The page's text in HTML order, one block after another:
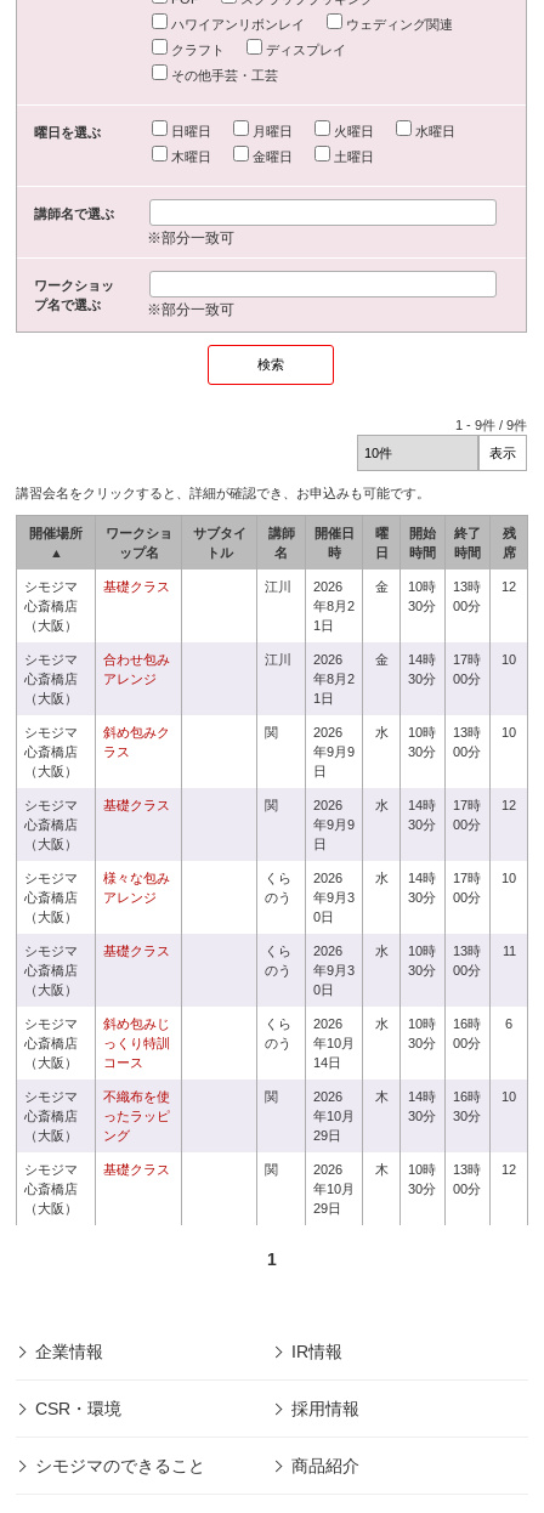
ハワイアンリボンレイ
ウェディング関連
クラフト
ディスプレイ
その他手芸・工芸
曜日を選ぶ 日曜日 月曜日 火曜日
水曜日
木曜日
金曜日 土曜日
講師名で選ぶ
※部分一致可
ワークショッ
プ名で選ぶ
※部分一致可
1 -9件 /9件
講習会名をクリックすると、詳細が確認でき、お申込みも可能です。
開催場所
▲
ワークショ
ップ名
サブタイ
トル
講師
名
開催日
時
曜
日
開始
時間
終了
時間
残
席
シモジマ
心斎橋店
（大阪）
基礎クラス 江川
2026
年8月2
1日
金
10時
30分
13時
00分
12
シモジマ
心斎橋店
（大阪）
合わせ包み
アレンジ
江川
2026
年8月2
1日
金
14時
30分
17時
00分
10
シモジマ
心斎橋店
（大阪）
斜め包みク
ラス
関
2026
年9月9
日
水
10時
30分
13時
00分
10
シモジマ
心斎橋店
（大阪）
基礎クラス 関
2026
年9月9
日
水
14時
30分
17時
00分
12
シモジマ
心斎橋店
（大阪）
様々な包み
アレンジ
くら
のう
2026
年9月3
0日
水
14時
30分
17時
00分
10
シモジマ
心斎橋店
（大阪）
基礎クラス
くら
のう
2026
年9月3
0日
水
10時
30分
13時
00分
11
シモジマ
心斎橋店
（大阪）
斜め包みじ
っくり特訓
コース
くら
のう
2026
年10月
14日
水
10時
30分
16時
00分
6
シモジマ
心斎橋店
（大阪）
不織布を使
ったラッピ
ング
関
2026
年10月
29日
木
14時
30分
16時
30分
10
シモジマ
心斎橋店
（大阪）
基礎クラス 関
2026
年10月
29日
木
10時
30分
13時
00分
12
1
企業情報 IR情報
CSR・環境 採用情報
シモジマのできること 商品紹介